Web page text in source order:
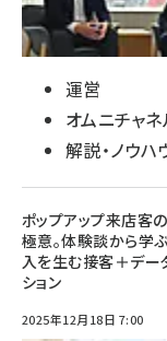
運営
オムニチャ
解説・ノウハ
ポップアップ来店客
極意。体験談から学
入を生む接客＋デー
ション
2025年12月18日 7:00